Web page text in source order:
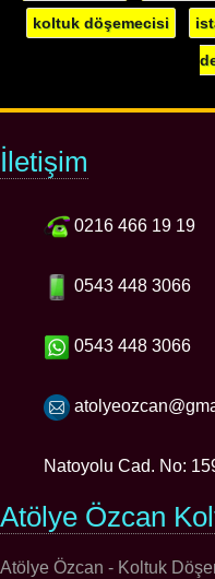
koltuk döşemecisi
İletişim
0216 466 19 19
0543 448 3066
0543 448 3066
Natoyolu Cad. No:
Atölye Özcan
Atölye Özcan - Koltuk